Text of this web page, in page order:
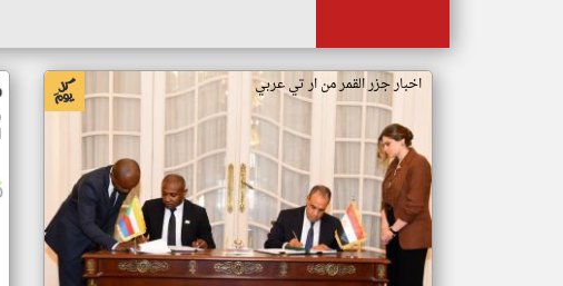
اخبار جزر القمر من ار تي عربي